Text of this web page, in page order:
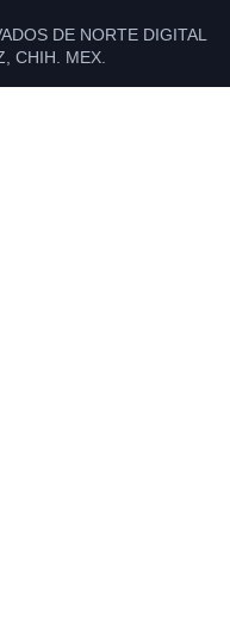
DE NORTE DIGITAL
CHIH. MEX.